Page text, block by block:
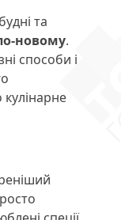
та
новому.
способи і
кулінарне